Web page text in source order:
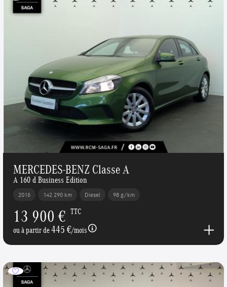
MERCEDES-BENZ Classe A
A 160 d Business Edition
2016 142 290 km Diesel 98 g/km
13 900 € TTC
ou à partir de445 €/mois